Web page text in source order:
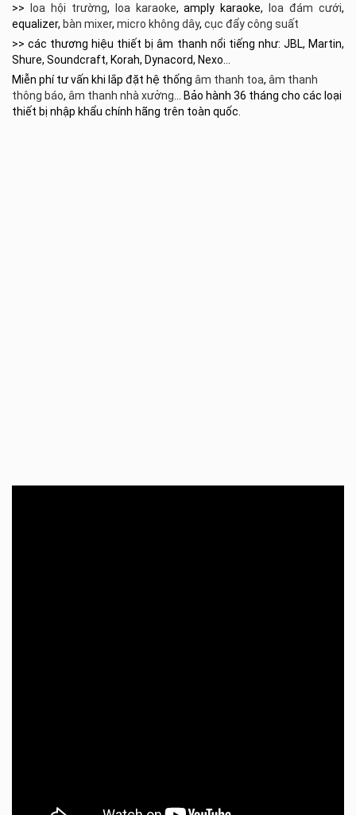
>>
loa hội trường, loa karaoke, amply karaoke, loa đám cưới,
equalizer, bàn mixer, micro không dây, cục đẩy công suất
>> các thương hiệu thiết bị âm thanh nổi tiếng như: JBL, Martin,
Shure, Soundcraft, Korah, Dynacord, Nexo…
Miễn phí tư vấn khi lắp đặt hệ thống âm thanh toa, âm thanh
thông báo, âm thanh nhà xưởng … Bảo hành 36 tháng cho các loại
thiết bị nhập khẩu chính hãng trên toàn quốc.